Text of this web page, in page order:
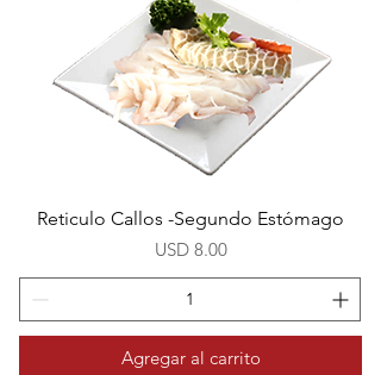
Reticulo Callos -Segundo Estómago
Precio
USD 8.00
Agregar al carrito